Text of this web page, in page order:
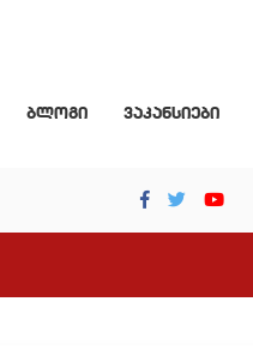
ბლოგი ვაკანსიები